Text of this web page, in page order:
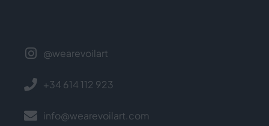
@wearevoilart
+34 614 112 923
info@wearevoilart.com